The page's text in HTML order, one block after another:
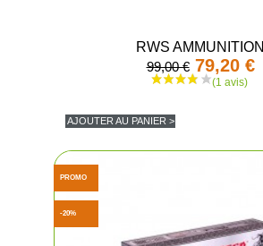
RWS AMMUNITION
99,00 € 79,20 €
AJOUTER AU PANIER >
PROMO
-20%